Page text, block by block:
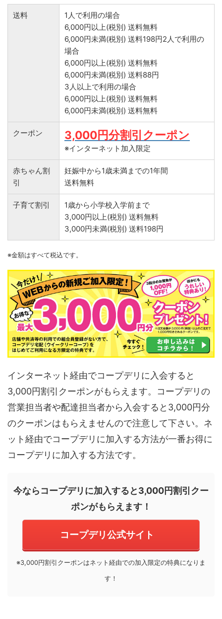
送料
1人で利用の場合
6,000円以上(税別) 送料無料
6,000円未満(税別) 送料198円2人で利用の
場合
6,000円以上(税別) 送料無料
6,000円未満(税別) 送料88円
3人以上で利用の場合
6,000円以上(税別) 送料無料
6,000円未満(税別) 送料無料
クーポン 3,000円分割引クーポン
※インターネット加入限定
赤ちゃん割
引
妊娠中から1歳未満までの1年間
送料無料
子育て割引
1歳から小学校入学前まで
3,000円以上(税別) 送料無料
3,000円未満(税別) 送料198円
※金額はすべて税込です。
インターネット経由でコープデリに入会すると
3,000円割引クーポンがもらえます。コープデリの
営業担当者や配達担当者から入会すると3,000円分
のクーポンはもらえませんので注意して下さい。ネ
ット経由でコープデリに加入する方法が一番お得に
コープデリに加入する方法です。
今ならコープデリに加入すると3,000円割引クー
ポンがもらえます！
コープデリ公式サイト
※3,000円割引クーポンはネット経由での加入限定の特典になりま
す！